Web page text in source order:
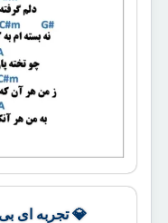
💎 تجربه ای